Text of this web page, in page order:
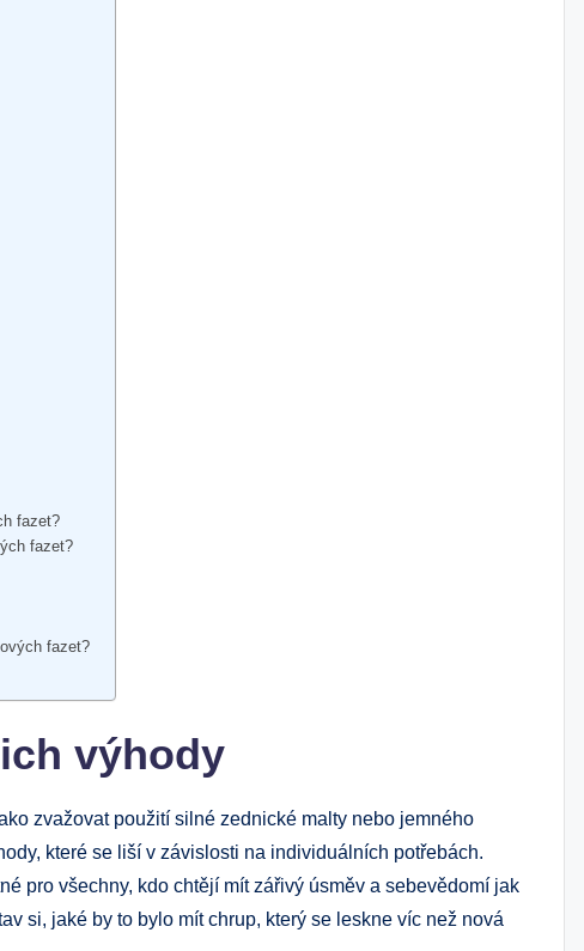
fazet?
fazet?
fazet?
výhody
zvažovat použití ‍silné zednické malty nebo jemného
které⁤ se liší v závislosti⁣ na individuálních potřebách.
pro všechny, kdo chtějí mít zářivý ​úsměv ⁣a sebevědomí jak
si, jaké by​ to⁣ bylo mít ​chrup, který⁤ se leskne víc než nová